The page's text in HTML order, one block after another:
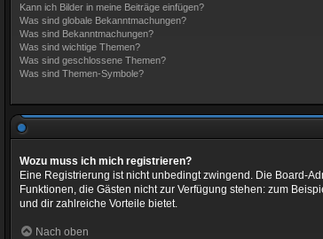
Kann ich Bilder in meine Beiträge einfügen?
Was sind globale Bekanntmachungen?
Was sind Bekanntmachungen?
Was sind wichtige Themen?
Was sind geschlossene Themen?
Was sind Themen-Symbole?
Wozu muss ich mich registrieren?
Eine Registrierung ist nicht unbedingt zwingend. Die Board-
Funktionen, die Gästen nicht zur Verfügung stehen: zum
und dir zahlreiche Vorteile bietet.
Nach oben